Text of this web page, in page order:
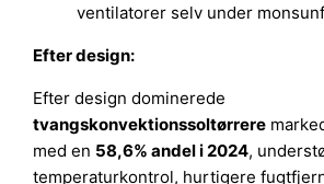
ventilatorer selv under
Efter design:
Efter design dominerede
tvangskonvektionssoltørrere
med en 58,6% andel i 2024,
temperaturkontrol, hurtigere